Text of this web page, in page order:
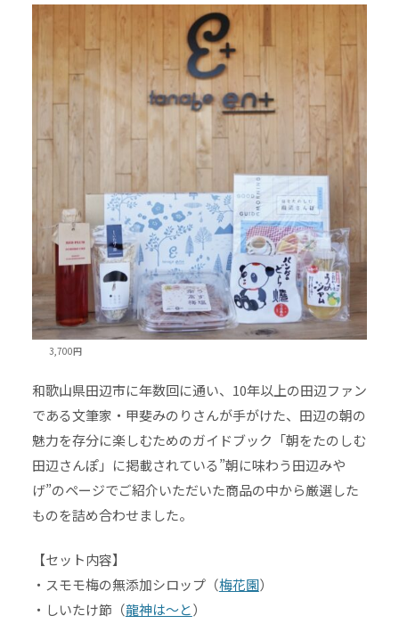
3,700円
和歌山県田辺市に年数回に通い、10年以上の田辺ファン
である文筆家・甲斐みのりさんが手がけた、田辺の朝の
魅力を存分に楽しむためのガイドブック「朝をたのしむ
田辺さんぽ」に掲載されている”朝に味わう田辺みや
げ”のページでご紹介いただいた商品の中から厳選した
ものを詰め合わせました。
【セット内容】
・スモモ梅の無添加シロップ（梅花園）
・しいたけ節（龍神は～と）